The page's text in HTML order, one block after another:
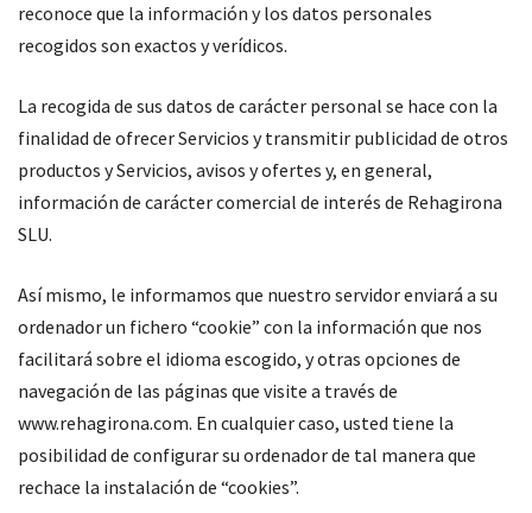
reconoce que la información y los datos personales
recogidos son exactos y verídicos.
La recogida de sus datos de carácter personal se hace con la
finalidad de ofrecer Servicios y transmitir publicidad de otros
productos y Servicios, avisos y ofertes y, en general,
información de carácter comercial de interés de Rehagirona
SLU.
Así mismo, le informamos que nuestro servidor enviará a su
ordenador un fichero “cookie” con la información que nos
facilitará sobre el idioma escogido, y otras opciones de
navegación de las páginas que visite a través de
www.rehagirona.com. En cualquier caso, usted tiene la
posibilidad de configurar su ordenador de tal manera que
rechace la instalación de “cookies”.